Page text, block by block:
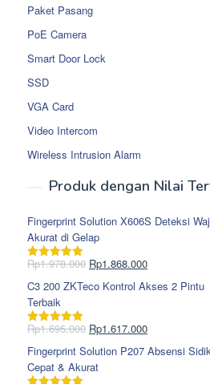
Paket Pasang
PoE Camera
Smart Door Lock
SSD
VGA Card
Video Intercom
Wireless Intrusion Alarm
Produk dengan Nilai
Fingerprint Solution X606S Deteksi
Akurat di Gelap
Dinilai5.00
Rp1.978.000 Harga
aslinya
adalah:
Rp1.868.000Harga
saat
ini
Rp1.868.000.
C3 200 ZKTeco Kontrol Akses 2 Pintu
Terbaik
Dinilai5.00
Rp1.695.000 Harga
aslinya
adalah:
Rp1.695.000.
Rp1.617.000Harga
saat
ini
Fingerprint Solution P207 Absensi
Cepat & Akurat